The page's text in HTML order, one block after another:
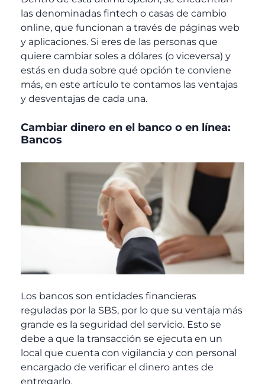
las denominadas fintech o casas de cambio
online, que funcionan a través de páginas web
y aplicaciones. Si eres de las personas que
quiere cambiar soles a dólares (o viceversa) y
estás en duda sobre qué opción te conviene
más, en este artículo te contamos las ventajas
y desventajas de cada una.
Cambiar dinero en el banco o en línea:
Bancos
Los bancos son entidades financieras
reguladas por la SBS, por lo que su ventaja más
grande es la seguridad del servicio. Esto se
debe a que la transacción se ejecuta en un
local que cuenta con vigilancia y con personal
encargado de verificar el dinero antes de
entregarlo.